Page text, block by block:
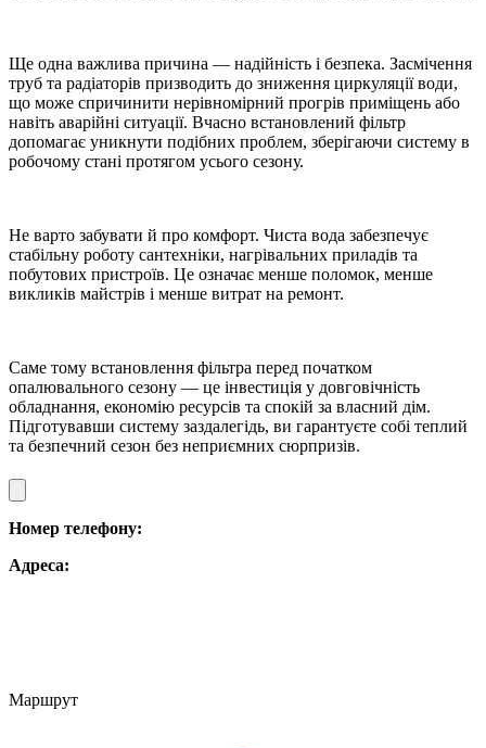
Ще одна важлива причина — надійність і безпека. Засмічення
труб та радіаторів призводить до зниження циркуляції води,
що може спричинити нерівномірний прогрів приміщень або
навіть аварійні ситуації. Вчасно встановлений фільтр
допомагає уникнути подібних проблем, зберігаючи систему в
робочому стані протягом усього сезону.
Не варто забувати й про комфорт. Чиста вода забезпечує
стабільну роботу сантехніки, нагрівальних приладів та
побутових пристроїв. Це означає менше поломок, менше
викликів майстрів і менше витрат на ремонт.
Саме тому встановлення фільтра перед початком
опалювального сезону — це інвестиція у довговічність
обладнання, економію ресурсів та спокій за власний дім.
Підготувавши систему заздалегідь, ви гарантуєте собі теплий
та безпечний сезон без неприємних сюрпризів.
Номер телефону:
Адреса:
Маршрут